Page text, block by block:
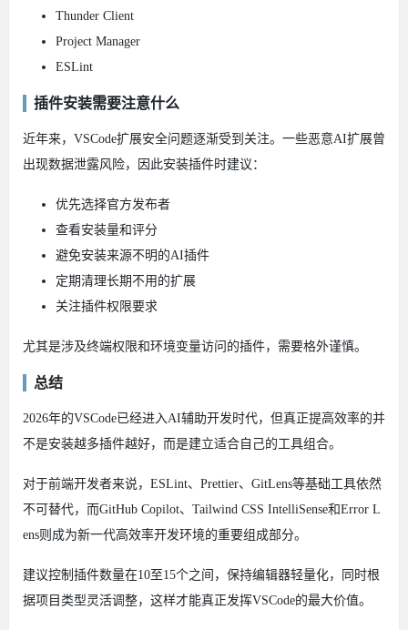
Thunder Client
Project Manager
ESLint
插件安装需要注意什么
近年来，VSCode扩展安全问题逐渐受到关注。一些恶意AI扩展曾
出现数据泄露风险，因此安装插件时建议：
优先选择官方发布者
查看安装量和评分
避免安装来源不明的AI插件
定期清理长期不用的扩展
关注插件权限要求
尤其是涉及终端权限和环境变量访问的插件，需要格外谨慎。
总结
2026年的VSCode已经进入AI辅助开发时代，但真正提高效率的并
不是安装越多插件越好，而是建立适合自己的工具组合。
对于前端开发者来说，ESLint、Prettier、GitLens等基础工具依然
不可替代，而GitHub Copilot、Tailwind CSS IntelliSense和Error L
ens则成为新一代高效率开发环境的重要组成部分。
建议控制插件数量在10至15个之间，保持编辑器轻量化，同时根
据项目类型灵活调整，这样才能真正发挥VSCode的最大价值。